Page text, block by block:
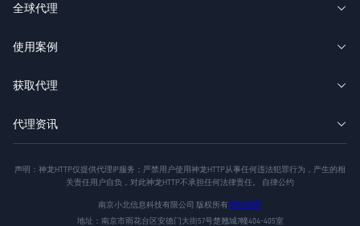
全球代理
使用案例
获取代理
代理资讯
声明：神龙HTTP仅提供代理IP服务；严禁用户使用神龙HTTP从事任何违法犯罪行为，产生的相
关责任用户自负，对此神龙HTTP不承担任何法律责任。 自律公约
南京小北信息科技有限公司 版权所有 网站地图
地址：南京市雨花台区安德门大街57号楚翘城7幢404-405室